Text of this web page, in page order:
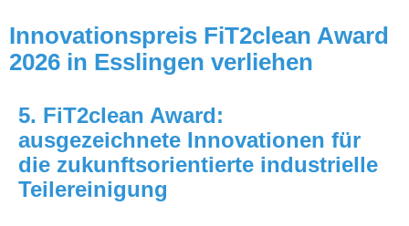
Innovationspreis FiT2clean Award
2026 in Esslingen verliehen
5. FiT2clean Award:
ausgezeichnete Innovationen für
die zukunftsorientierte industrielle
Teilereinigung